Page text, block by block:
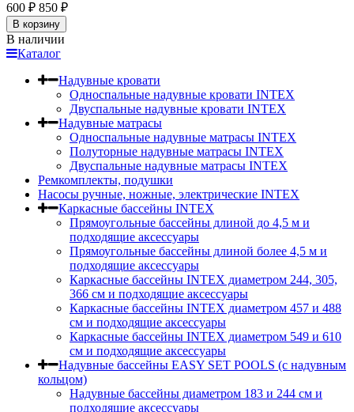
600 ₽ 850 ₽
В корзину
В наличии
Каталог
Надувные кровати
Односпальные надувные кровати INTEX
Двуспальные надувные кровати INTEX
Надувные матрасы
Односпальные надувные матрасы INTEX
Полуторные надувные матрасы INTEX
Двуспальные надувные матрасы INTEX
Ремкомплекты, подушки
Насосы ручные, ножные, электрические INTEX
Каркасные бассейны INTEX
Прямоугольные бассейны длиной до 4,5 м и
подходящие аксессуары
Прямоугольные бассейны длиной более 4,5 м и
подходящие аксессуары
Каркасные бассейны INTEX диаметром 244, 305,
366 см и подходящие аксессуары
Каркасные бассейны INTEX диаметром 457 и 488
cм и подходящие аксессуары
Каркасные бассейны INTEX диаметром 549 и 610
см и подходящие аксессуары
Надувные бассейны EASY SET POOLS (с надувным
кольцом)
Надувные бассейны диаметром 183 и 244 см и
подходящие аксессуары